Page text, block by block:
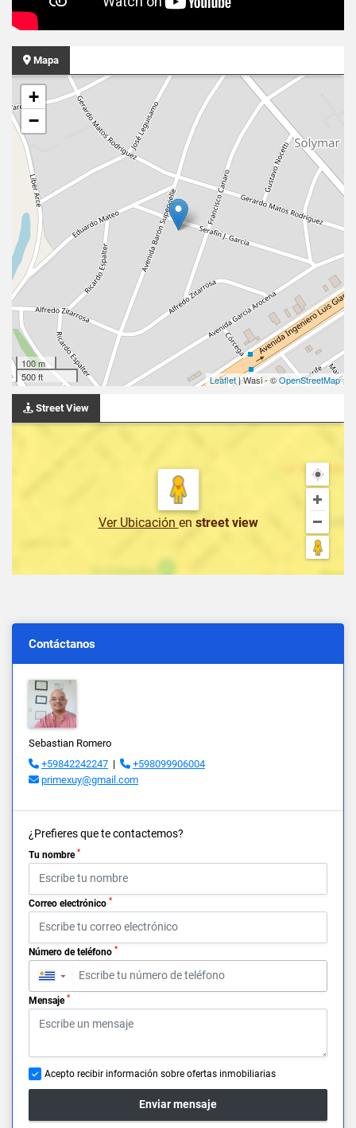
Mapa
+
−
100 m
500 ft
Leaflet| Wasi - ©OpenStreetMap
Street View
Ver Ubicación en street view
Contáctanos
Sebastian Romero
+59842242247 |
+598099906004
primexuy@gmail.com
¿Prefieres que te contactemos?
Tu nombre *
Correo electrónico *
Número de teléfono *
▼
Mensaje *
Acepto recibir información sobre ofertas inmobiliarias
Enviar mensaje